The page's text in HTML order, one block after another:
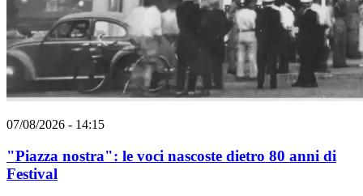
07/08/2026 - 14:15
"Piazza nostra": le voci nascoste dietro 80 anni di
Festival